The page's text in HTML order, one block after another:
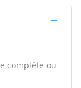
complète ou